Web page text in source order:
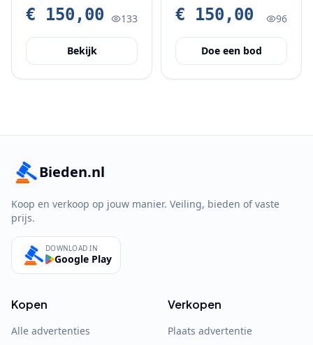
€ 150,00 133
Bekijk
echte marmeren
€ 150,00 96
Doe een bod
Bieden.nl
Koop en verkoop op jouw manier. Veiling, bieden of vaste
prijs.
DOWNLOAD IN
Google Play
Kopen
Alle advertenties
Verkopen
Plaats advertentie